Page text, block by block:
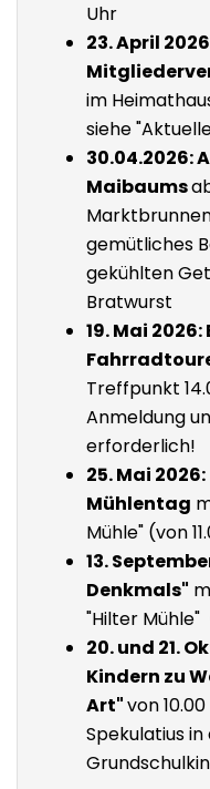
Uhr
23. April
im
siehe
30.04.2026:
Maibaums
gemütliches
gekühlten
Bratwurst
19. Mai
Treffpunkt
Anmeldung
erforderlich!
25. Mai 2026:
Mühlentag
Mühle" (von
13.
Denkmals"
"Hilter Mühle"
20. und 21.
Kindern zu
Art"von 10.00
Spekulatius